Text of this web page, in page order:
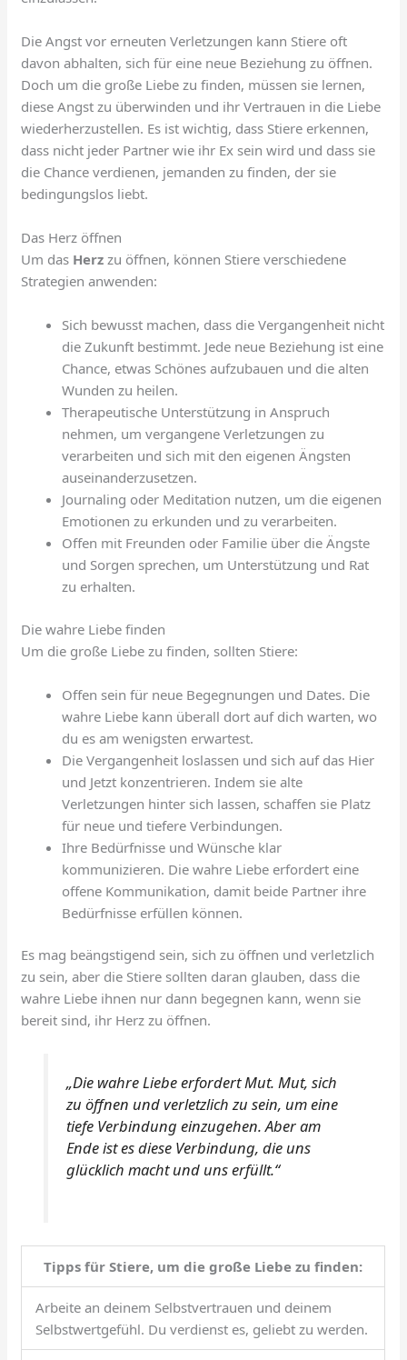
Die Angst vor erneuten Verletzungen kann Stiere oft
davon abhalten, sich für eine neue Beziehung zu öffnen.
Doch um die große Liebe zu finden, müssen sie lernen,
diese Angst zu überwinden und ihr Vertrauen in die Liebe
wiederherzustellen. Es ist wichtig, dass Stiere erkennen,
dass nicht jeder Partner wie ihr Ex sein wird und dass sie
die Chance verdienen, jemanden zu finden, der sie
bedingungslos liebt.
Das Herz öffnen
Um das Herz zu öffnen, können Stiere verschiedene
Strategien anwenden:
Sich bewusst machen, dass die Vergangenheit nicht
die Zukunft bestimmt. Jede neue Beziehung ist eine
Chance, etwas Schönes aufzubauen und die alten
Wunden zu heilen.
Therapeutische Unterstützung in Anspruch
nehmen, um vergangene Verletzungen zu
verarbeiten und sich mit den eigenen Ängsten
auseinanderzusetzen.
Journaling oder Meditation nutzen, um die eigenen
Emotionen zu erkunden und zu verarbeiten.
Offen mit Freunden oder Familie über die Ängste
und Sorgen sprechen, um Unterstützung und Rat
zu erhalten.
Die wahre Liebe finden
Um die große Liebe zu finden, sollten Stiere:
Offen sein für neue Begegnungen und Dates. Die
wahre Liebe kann überall dort auf dich warten, wo
du es am wenigsten erwartest.
Die Vergangenheit loslassen und sich auf das Hier
und Jetzt konzentrieren. Indem sie alte
Verletzungen hinter sich lassen, schaffen sie Platz
für neue und tiefere Verbindungen.
Ihre Bedürfnisse und Wünsche klar
kommunizieren. Die wahre Liebe erfordert eine
offene Kommunikation, damit beide Partner ihre
Bedürfnisse erfüllen können.
Es mag beängstigend sein, sich zu öffnen und verletzlich
zu sein, aber die Stiere sollten daran glauben, dass die
wahre Liebe ihnen nur dann begegnen kann, wenn sie
bereit sind, ihr Herz zu öffnen.
„Die wahre Liebe erfordert Mut. Mut, sich
zu öffnen und verletzlich zu sein, um eine
tiefe Verbindung einzugehen. Aber am
Ende ist es diese Verbindung, die uns
glücklich macht und uns erfüllt.“
Tipps für Stiere, um die große Liebe zu finden:
Arbeite an deinem Selbstvertrauen und deinem
Selbstwertgefühl. Du verdienst es, geliebt zu werden.